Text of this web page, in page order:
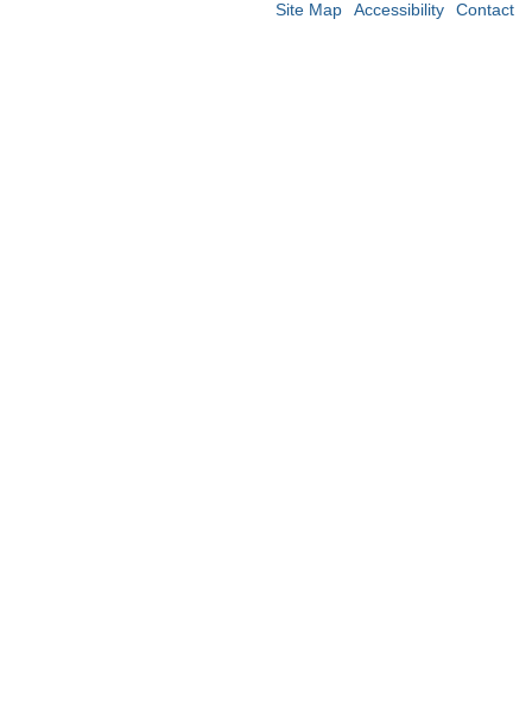
Site Map Accessibility Contact